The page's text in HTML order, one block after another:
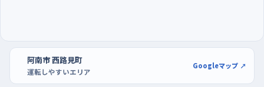
ピカの広い駐車場が使いやすい。区画がはっきりしていて、混み
合わない時間なら端のほうでゆっくり切り返せる。ホームセンタ
ーのDCM阿南店やコメリハード&グリーン見能林店の駐車場も
阿南市 西路見町
運転しやすいエリア
Googleマップ ↗